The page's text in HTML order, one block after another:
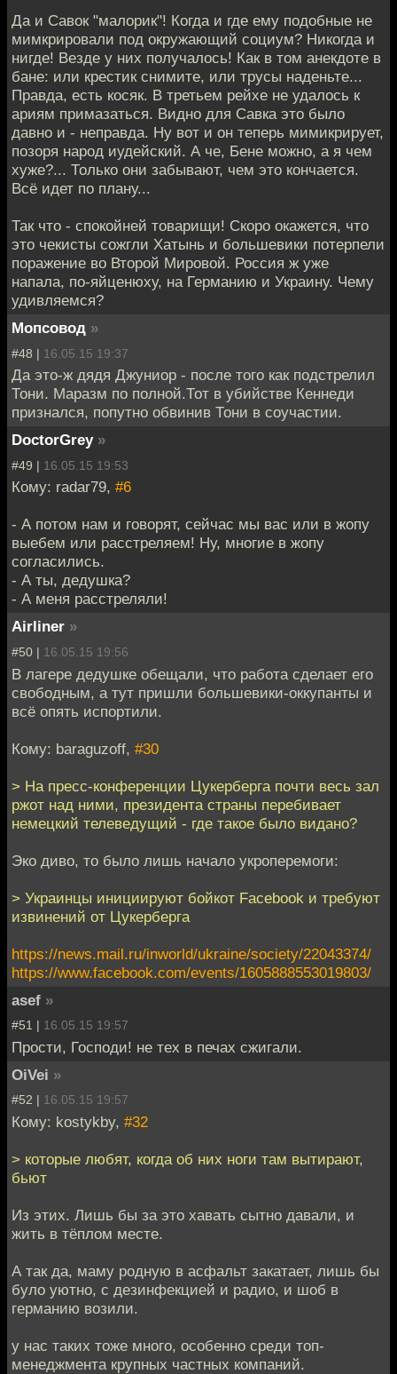
Да и Савок "малорик"! Когда и где ему подобные не
мимкрировали под окружающий социум? Никогда и
нигде! Везде у них получалось! Как в том анекдоте в
бане: или крестик снимите, или трусы наденьте...
Правда, есть косяк. В третьем рейхе не удалось к
ариям примазаться. Видно для Савка это было
давно и - неправда. Ну вот и он теперь мимикрирует,
позоря народ иудейский. А че, Бене можно, а я чем
хуже?... Только они забывают, чем это кончается.
Всё идет по плану...
Так что - спокойней товарищи! Скоро окажется, что
это чекисты сожгли Хатынь и большевики потерпели
поражение во Второй Мировой. Россия ж уже
напала, по-яйценюху, на Германию и Украину. Чему
удивляемся?
Мопсовод »
#48 | 16.05.15 19:37
Да это-ж дядя Джуниор - после того как подстрелил
Тони. Маразм по полной.Тот в убийстве Кеннеди
признался, попутно обвинив Тони в соучастии.
DoctorGrey »
#49 | 16.05.15 19:53
Кому: radar79, #6
- А потом нам и говорят, сейчас мы вас или в жопу
выебем или расстреляем! Ну, многие в жопу
согласились.
- А ты, дедушка?
- А меня расстреляли!
Airliner »
#50 | 16.05.15 19:56
В лагере дедушке обещали, что работа сделает его
свободным, а тут пришли большевики-оккупанты и
всё опять испортили.
Кому: baraguzoff, #30
> На пресс-конференции Цукерберга почти весь зал
ржот над ними, президента страны перебивает
немецкий телеведущий - где такое было видано?
Эко диво, то было лишь начало укроперемоги:
> Украинцы инициируют бойкот Facebook и требуют
извинений от Цукерберга
https://news.mail.ru/inworld/ukraine/society/22043374/
https://www.facebook.com/events/1605888553019803/
asef »
#51 | 16.05.15 19:57
Прости, Господи! не тех в печах сжигали.
OiVei »
#52 | 16.05.15 19:57
Кому: kostykby, #32
> которые любят, когда об них ноги там вытирают,
бьют
Из этих. Лишь бы за это хавать сытно давали, и
жить в тёплом месте.
А так да, маму родную в асфальт закатает, лишь бы
було уютно, с дезинфекцией и радио, и шоб в
германию возили.
у нас таких тоже много, особенно среди топ-
менеджмента крупных частных компаний.